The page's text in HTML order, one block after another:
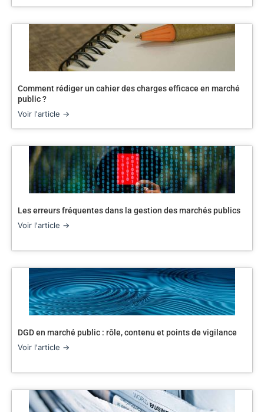
Comment rédiger un cahier des charges efficace en marché
public ?
Voir l'article →
Les erreurs fréquentes dans la gestion des marchés publics
Voir l'article →
DGD en marché public : rôle, contenu et points de vigilance
Voir l'article →